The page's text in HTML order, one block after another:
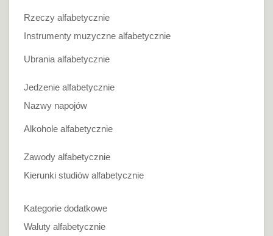
Rzeczy alfabetycznie
Instrumenty muzyczne alfabetycznie
Ubrania alfabetycznie
Jedzenie alfabetycznie
Nazwy napojów
Alkohole alfabetycznie
Zawody alfabetycznie
Kierunki studiów alfabetycznie
Kategorie dodatkowe
Waluty alfabetycznie